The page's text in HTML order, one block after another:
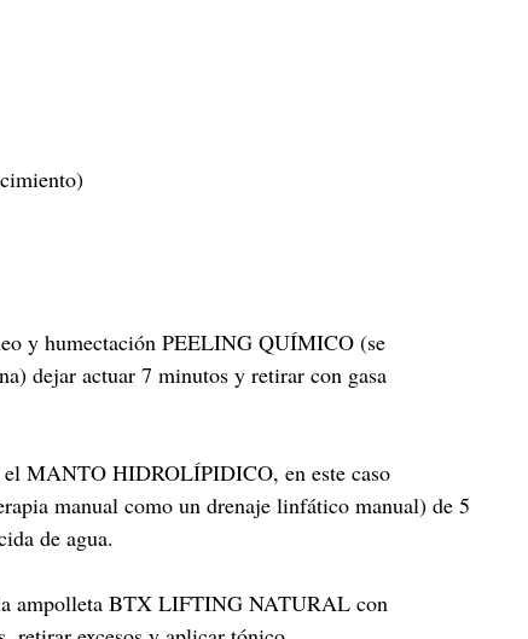
y humectación PEELING QUÍMICO (se
dejar actuar 7 minutos y retirar con gasa
MANTO HIDROLÍPIDICO, en este caso
manual como un drenaje linfático manual) de 5
de agua.
ampolleta BTX LIFTING NATURAL con